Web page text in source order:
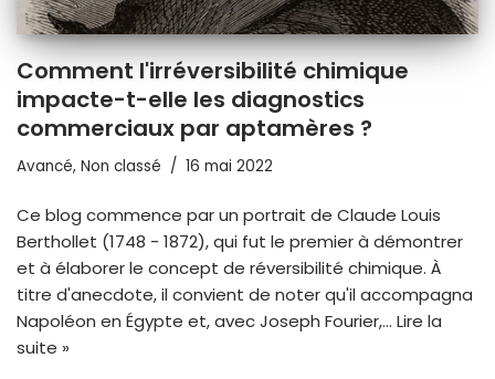
Comment l'irréversibilité chimique
impacte-t-elle les diagnostics
commerciaux par aptamères ?
Avancé, Non classé 16 mai 2022
Ce blog commence par un portrait de Claude Louis
Berthollet (1748 - 1872), qui fut le premier à démontrer
et à élaborer le concept de réversibilité chimique. À
titre d'anecdote, il convient de noter qu'il accompagna
Napoléon en Égypte et, avec Joseph Fourier,... Lire la
suite »